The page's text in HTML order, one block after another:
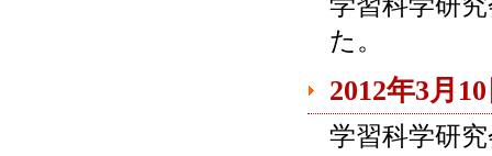
た。
2012年3月
学習科学研